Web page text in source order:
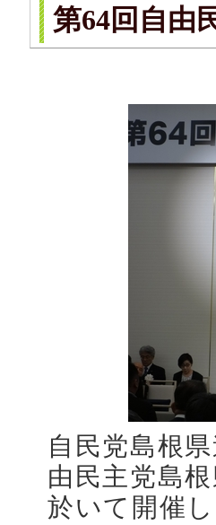
第64回自由
自民党島根
由民主党島
於いて開催